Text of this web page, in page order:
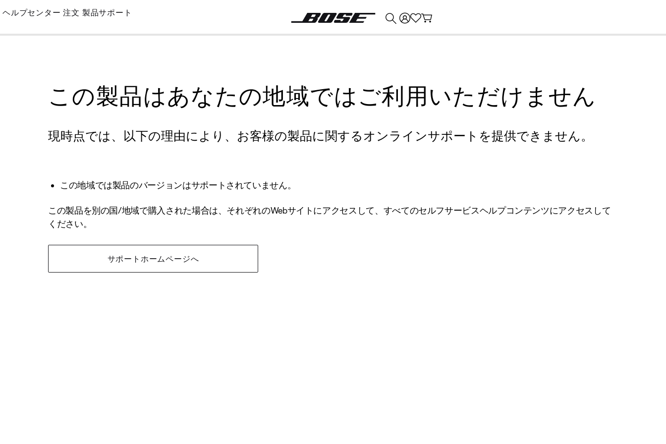
Skip
Main
ヘルプセンター 注文 製品サポート
この製品はあなたの地域ではご利用いただけません
現時点では、以下の理由により、お客様の製品に関するオンラインサポートを提供できません。
この地域では製品のバージョンはサポートされていません。
この製品を別の国/地域で購入された場合は、それぞれのWebサイトにアクセスして、すべてのセルフサービスヘルプコンテンツにアクセスして
ください。
サポートホームページへ